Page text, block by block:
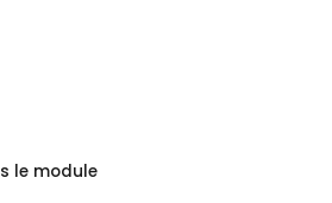
le module